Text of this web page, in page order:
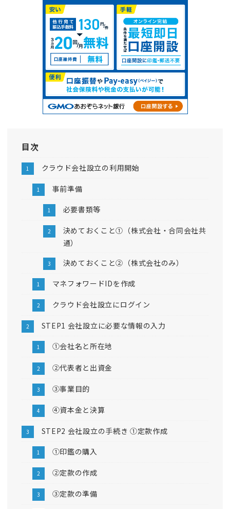
目次
クラウド会社設立の利用開始
事前準備
必要書類等
決めておくこと①（株式会社・合同会社共
通）
決めておくこと②（株式会社のみ）
マネフォワードIDを作成
クラウド会社設立にログイン
STEP1 会社設立に必要な情報の入力
①会社名と所在地
②代表者と出資金
③事業目的
④資本金と決算
STEP2 会社設立の手続き ①定款作成
①印鑑の購入
②定款の作成
③定款の準備